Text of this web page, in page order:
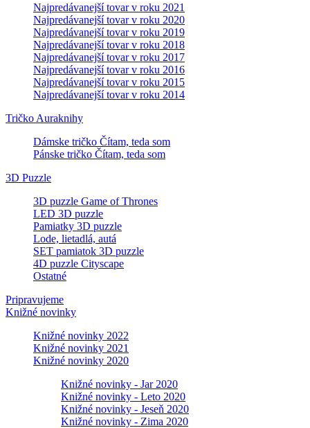
Najpredávanejší tovar v roku 2021
Najpredávanejší tovar v roku 2020
Najpredávanejší tovar v roku 2019
Najpredávanejší tovar v roku 2018
Najpredávanejší tovar v roku 2017
Najpredávanejší tovar v roku 2016
Najpredávanejší tovar v roku 2015
Najpredávanejší tovar v roku 2014
Tričko Auraknihy
Dámske tričko Čítam, teda som
Pánske tričko Čítam, teda som
3D Puzzle
3D puzzle Game of Thrones
LED 3D puzzle
Pamiatky 3D puzzle
Lode, lietadlá, autá
SET pamiatok 3D puzzle
4D puzzle Cityscape
Ostatné
Pripravujeme
Knižné novinky
Knižné novinky 2022
Knižné novinky 2021
Knižné novinky 2020
Knižné novinky - Jar 2020
Knižné novinky - Leto 2020
Knižné novinky - Jeseň 2020
Knižné novinky - Zima 2020